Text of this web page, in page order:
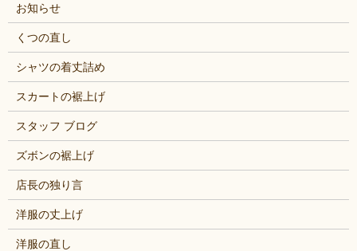
お知らせ
くつの直し
シャツの着丈詰め
スカートの裾上げ
スタッフ ブログ
ズボンの裾上げ
店長の独り言
洋服の丈上げ
洋服の直し